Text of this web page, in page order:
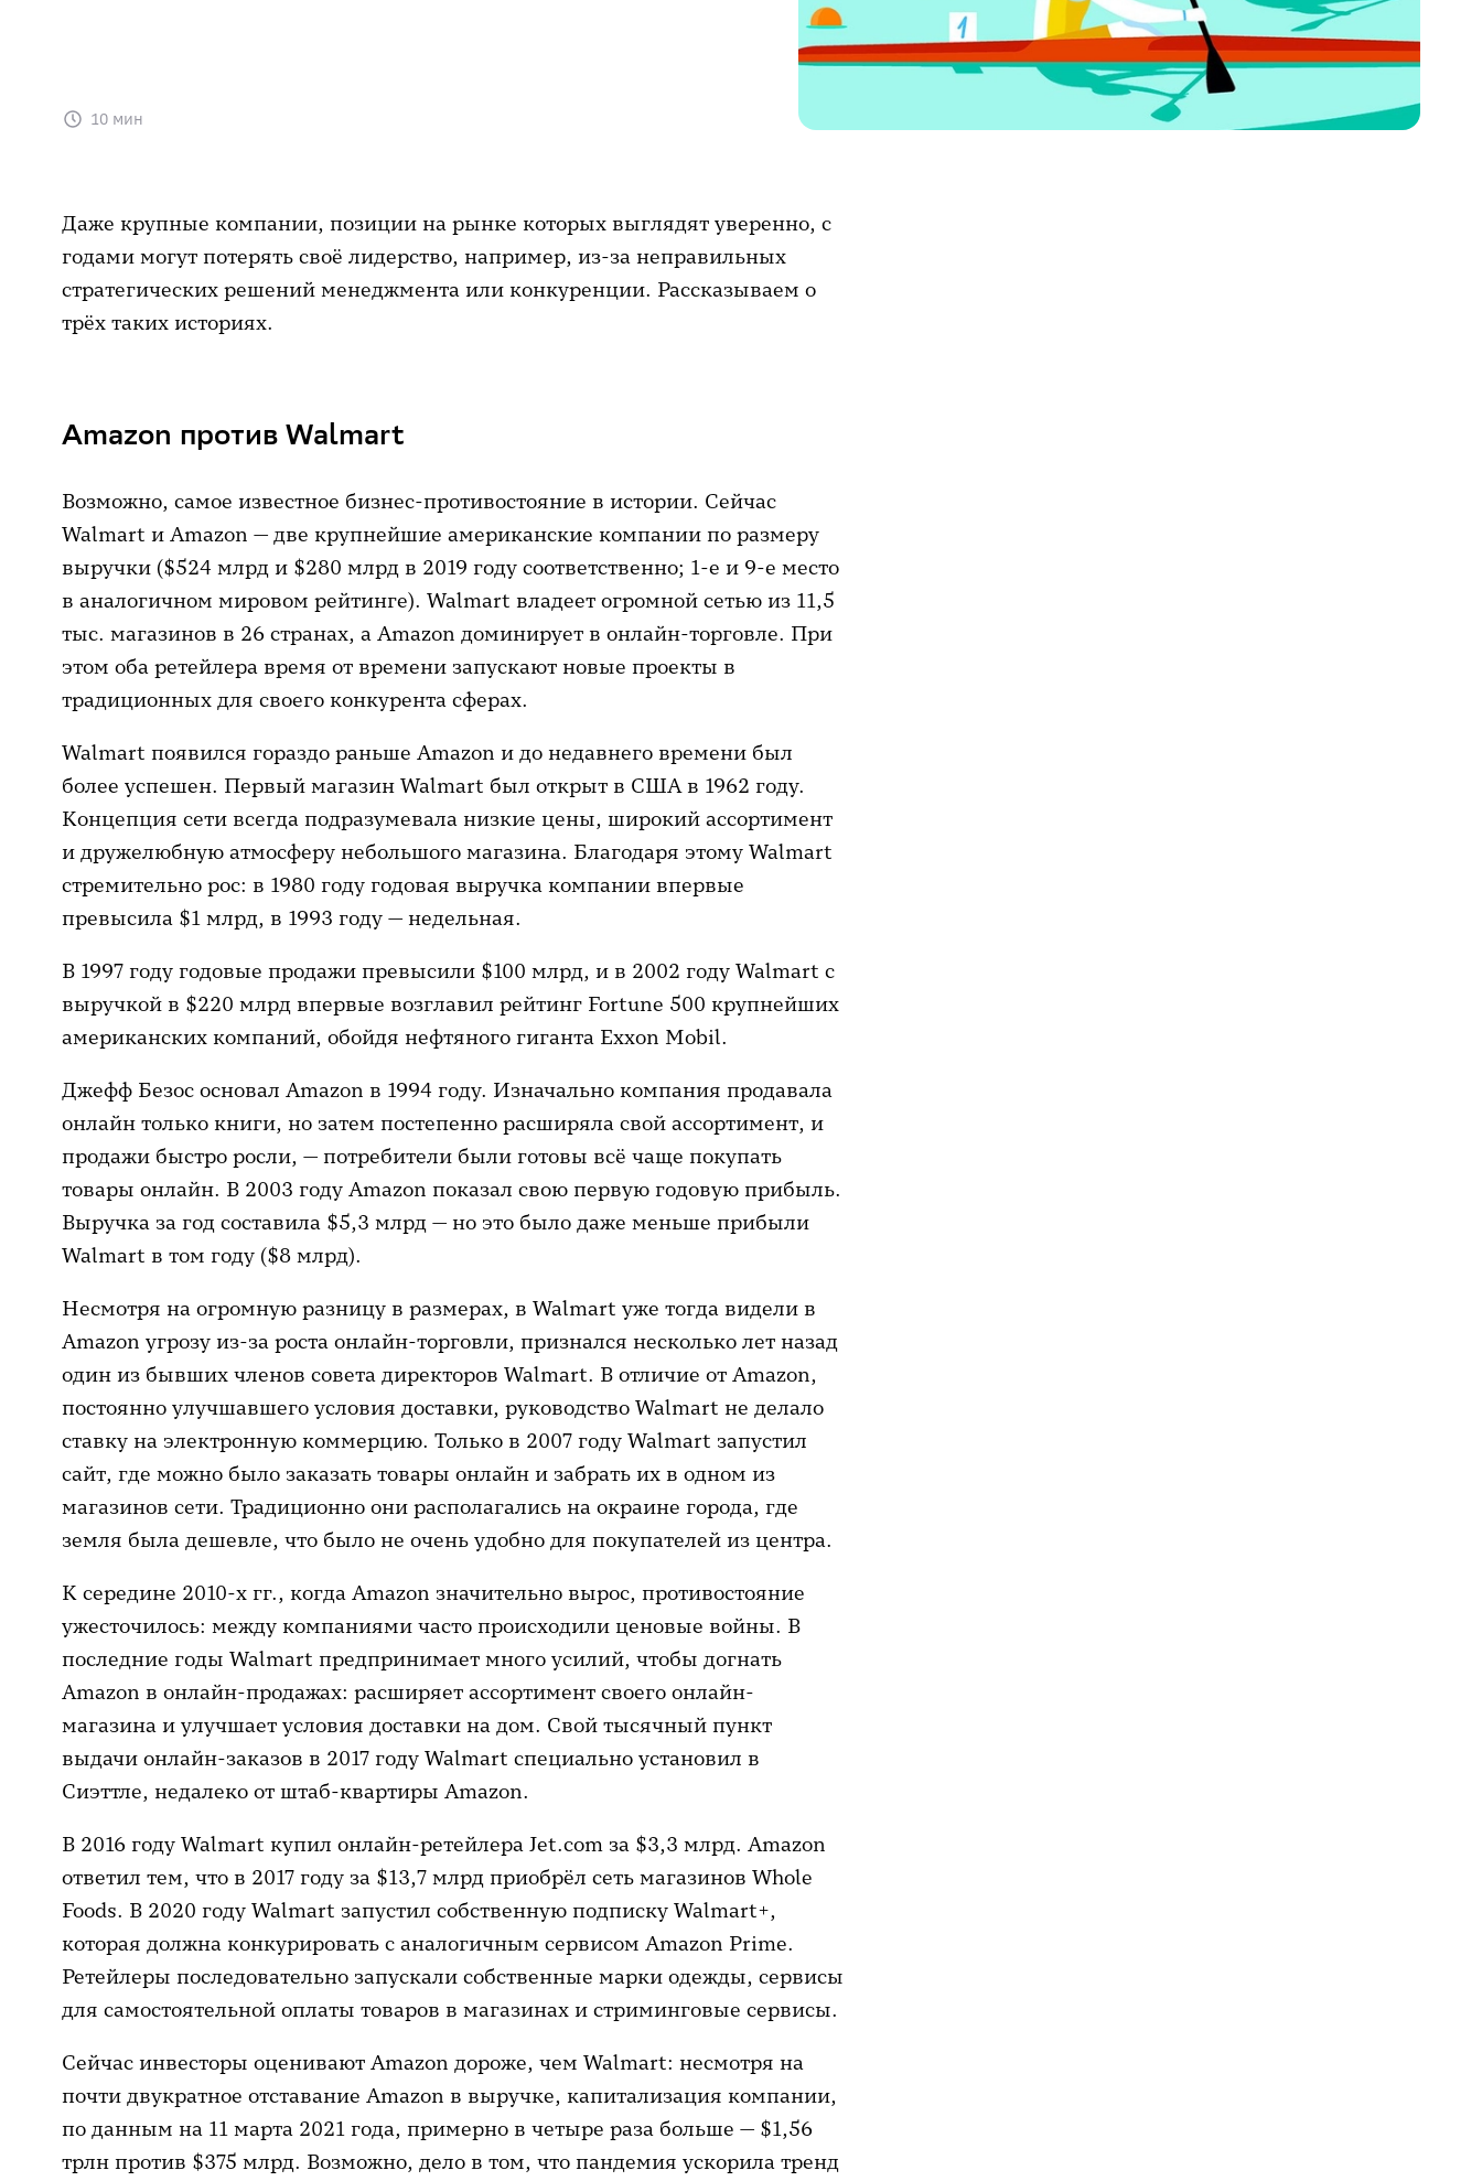
10 мин
Даже крупные компании, позиции на рынке которых выглядят уверенно, с
годами могут потерять своё лидерство, например, из-за неправильных
стратегических решений менеджмента или конкуренции. Рассказываем о
трёх таких историях.
Amazon против Walmart
Возможно, самое известное бизнес-противостояние в истории. Сейчас
Walmart и Amazon — две крупнейшие американские компании по размеру
выручки ($524 млрд и $280 млрд в 2019 году соответственно; 1-е и 9-е место
в аналогичном мировом рейтинге). Walmart владеет огромной сетью из 11,5
тыс. магазинов в 26 странах, а Amazon доминирует в онлайн-торговле. При
этом оба ретейлера время от времени запускают новые проекты в
традиционных для своего конкурента сферах.
Walmart появился гораздо раньше Amazon и до недавнего времени был
более успешен. Первый магазин Walmart был открыт в США в 1962 году.
Концепция сети всегда подразумевала низкие цены, широкий ассортимент
и дружелюбную атмосферу небольшого магазина. Благодаря этому Walmart
стремительно рос: в 1980 году годовая выручка компании впервые
превысила $1 млрд, в 1993 году — недельная.
В 1997 году годовые продажи превысили $100 млрд, и в 2002 году Walmart с
выручкой в $220 млрд впервые возглавил рейтинг Fortune 500 крупнейших
американских компаний, обойдя нефтяного гиганта Exxon Mobil.
Джефф Безос основал Amazon в 1994 году. Изначально компания продавала
онлайн только книги, но затем постепенно расширяла свой ассортимент, и
продажи быстро росли, — потребители были готовы всё чаще покупать
товары онлайн. В 2003 году Amazon показал свою первую годовую прибыль.
Выручка за год составила $5,3 млрд — но это было даже меньше прибыли
Walmart в том году ($8 млрд).
Несмотря на огромную разницу в размерах, в Walmart уже тогда видели в
Amazon угрозу из-за роста онлайн-торговли, признался несколько лет назад
один из бывших членов совета директоров Walmart. В отличие от Amazon,
постоянно улучшавшего условия доставки, руководство Walmart не делало
ставку на электронную коммерцию. Только в 2007 году Walmart запустил
сайт, где можно было заказать товары онлайн и забрать их в одном из
магазинов сети. Традиционно они располагались на окраине города, где
земля была дешевле, что было не очень удобно для покупателей из центра.
К середине 2010-х гг., когда Amazon значительно вырос, противостояние
ужесточилось: между компаниями часто происходили ценовые войны. В
последние годы Walmart предпринимает много усилий, чтобы догнать
Amazon в онлайн-продажах: расширяет ассортимент своего онлайн-
магазина и улучшает условия доставки на дом. Свой тысячный пункт
выдачи онлайн-заказов в 2017 году Walmart специально установил в
Сиэттле, недалеко от штаб-квартиры Amazon.
В 2016 году Walmart купил онлайн-ретейлера Jet.com за $3,3 млрд. Amazon
ответил тем, что в 2017 году за $13,7 млрд приобрёл сеть магазинов Whole
Foods. В 2020 году Walmart запустил собственную подписку Walmart+,
которая должна конкурировать с аналогичным сервисом Amazon Prime.
Ретейлеры последовательно запускали собственные марки одежды, сервисы
для самостоятельной оплаты товаров в магазинах и стриминговые сервисы.
Сейчас инвесторы оценивают Amazon дороже, чем Walmart: несмотря на
почти двукратное отставание Amazon в выручке, капитализация компании,
по данным на 11 марта 2021 года, примерно в четыре раза больше — $1,56
трлн против $375 млрд. Возможно, дело в том, что пандемия ускорила тренд